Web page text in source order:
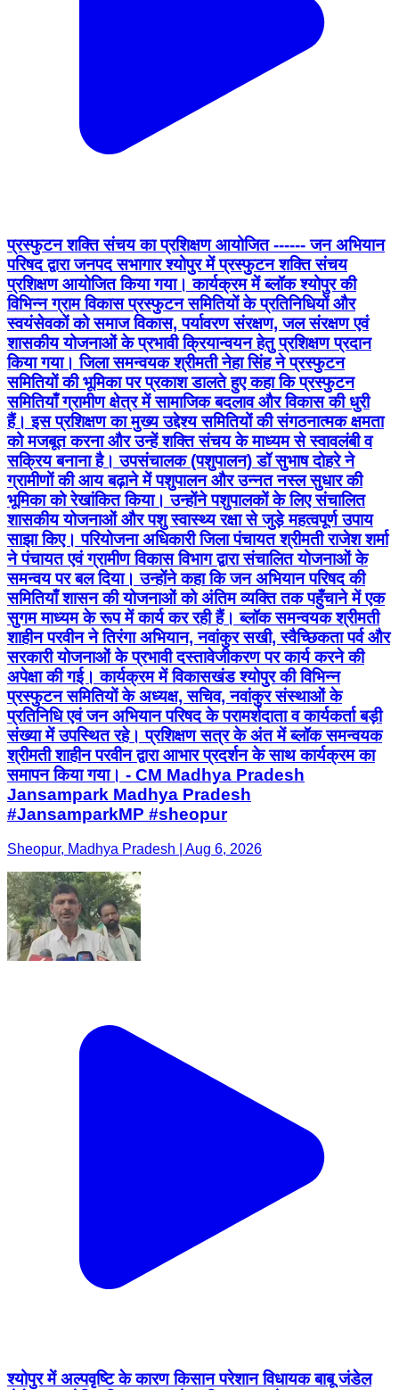
प्रस्फुटन शक्ति संचय का प्रशिक्षण आयोजित ------ जन अभियान
परिषद द्वारा जनपद सभागार श्योपुर में प्रस्फुटन शक्ति संचय
प्रशिक्षण आयोजित किया गया। कार्यक्रम में ब्लॉक श्योपुर की
विभिन्न ग्राम विकास प्रस्फुटन समितियों के प्रतिनिधियों और
स्वयंसेवकों को समाज विकास, पर्यावरण संरक्षण, जल संरक्षण एवं
शासकीय योजनाओं के प्रभावी क्रियान्वयन हेतु प्रशिक्षण प्रदान
किया गया। जिला समन्वयक श्रीमती नेहा सिंह ने प्रस्फुटन
समितियों की भूमिका पर प्रकाश डालते हुए कहा कि प्रस्फुटन
समितियाँ ग्रामीण क्षेत्र में सामाजिक बदलाव और विकास की धुरी
हैं। इस प्रशिक्षण का मुख्य उद्देश्य समितियों की संगठनात्मक क्षमता
को मजबूत करना और उन्हें शक्ति संचय के माध्यम से स्वावलंबी व
सक्रिय बनाना है। उपसंचालक (पशुपालन) डॉ सुभाष दोहरे ने
ग्रामीणों की आय बढ़ाने में पशुपालन और उन्नत नस्ल सुधार की
भूमिका को रेखांकित किया। उन्होंने पशुपालकों के लिए संचालित
शासकीय योजनाओं और पशु स्वास्थ्य रक्षा से जुड़े महत्वपूर्ण उपाय
साझा किए। परियोजना अधिकारी जिला पंचायत श्रीमती राजेश शर्मा
ने पंचायत एवं ग्रामीण विकास विभाग द्वारा संचालित योजनाओं के
समन्वय पर बल दिया। उन्होंने कहा कि जन अभियान परिषद की
समितियाँ शासन की योजनाओं को अंतिम व्यक्ति तक पहुँचाने में एक
सुगम माध्यम के रूप में कार्य कर रही हैं। ब्लॉक समन्वयक श्रीमती
शाहीन परवीन ने तिरंगा अभियान, नवांकुर सखी, स्वैच्छिकता पर्व और
सरकारी योजनाओं के प्रभावी दस्तावेजीकरण पर कार्य करने की
अपेक्षा की गई। कार्यक्रम में विकासखंड श्योपुर की विभिन्न
प्रस्फुटन समितियों के अध्यक्ष, सचिव, नवांकुर संस्थाओं के
प्रतिनिधि एवं जन अभियान परिषद के परामर्शदाता व कार्यकर्ता बड़ी
संख्या में उपस्थित रहे। प्रशिक्षण सत्र के अंत में ब्लॉक समन्वयक
श्रीमती शाहीन परवीन द्वारा आभार प्रदर्शन के साथ कार्यक्रम का
समापन किया गया। - CM Madhya Pradesh
Jansampark Madhya Pradesh
#JansamparkMP #sheopur
Sheopur, Madhya Pradesh | Aug 6, 2026
श्योपुर में अल्पवृष्टि के कारण किसान परेशान विधायक बाबू जंडेल